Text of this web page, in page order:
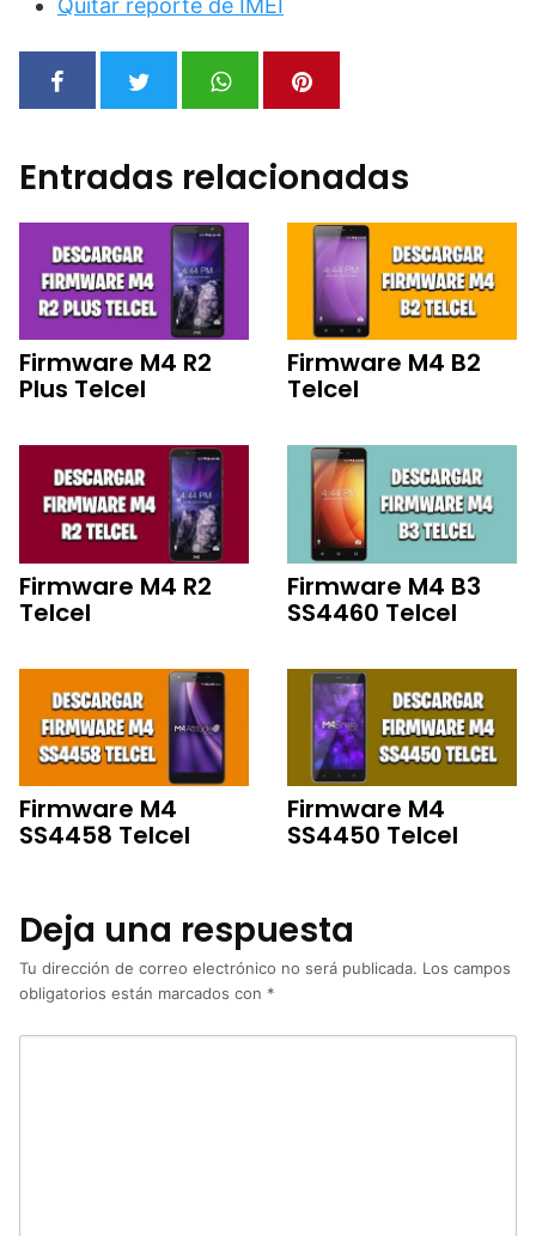
Quitar reporte de IMEI
Entradas relacionadas
Firmware M4 R2
Plus Telcel
Firmware M4 B2
Telcel
Firmware M4 R2
Telcel
Firmware M4 B3
SS4460 Telcel
Firmware M4
SS4458 Telcel
Firmware M4
SS4450 Telcel
Deja una respuesta
Tu dirección de correo electrónico no será publicada. Los campos
obligatorios están marcados con *